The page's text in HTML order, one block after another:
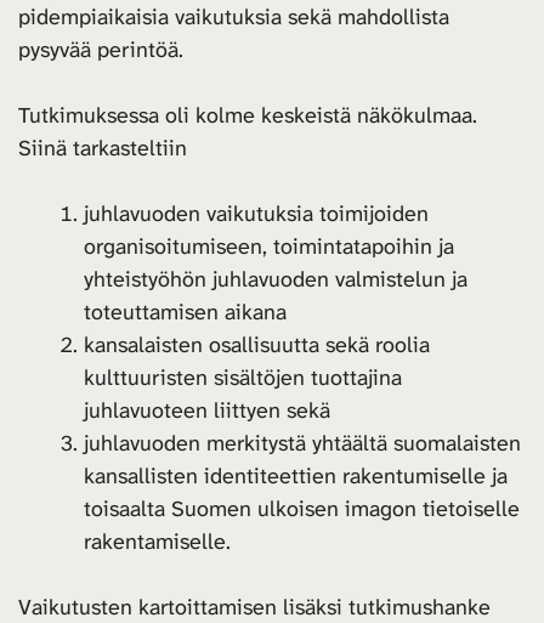
pidempiaikaisia vaikutuksia sekä mahdollista
pysyvää perintöä.
Tutkimuksessa oli kolme keskeistä näkökulmaa.
Siinä tarkasteltiin
juhlavuoden vaikutuksia toimijoiden
organisoitumiseen, toimintatapoihin ja
yhteistyöhön juhlavuoden valmistelun ja
toteuttamisen aikana
kansalaisten osallisuutta sekä roolia
kulttuuristen sisältöjen tuottajina
juhlavuoteen liittyen sekä
juhlavuoden merkitystä yhtäältä suomalaisten
kansallisten identiteettien rakentumiselle ja
toisaalta Suomen ulkoisen imagon tietoiselle
rakentamiselle.
Vaikutusten kartoittamisen lisäksi tutkimushanke